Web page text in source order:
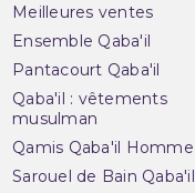
Meilleures ventes
Ensemble Qaba'il
Pantacourt Qaba'il
Qaba'il : vêtements
musulman
Qamis Qaba'il Homme
Sarouel de Bain Qaba'il